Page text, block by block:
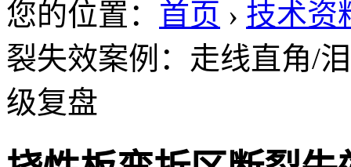
您的位置： 首页 › 技术资
裂失效案例：走线直角/
级复盘